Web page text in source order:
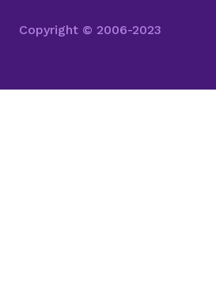
Copyright © 2006-2023